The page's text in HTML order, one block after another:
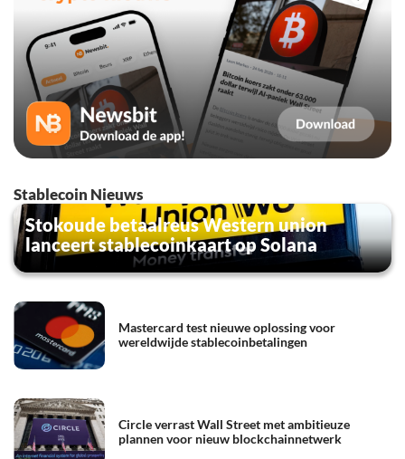
Stablecoin Nieuws
Stokoude betaalreus Western union
lanceert stablecoinkaart op Solana
Mastercard test nieuwe oplossing voor
wereldwijde stablecoinbetalingen
Circle verrast Wall Street met ambitieuze
plannen voor nieuw blockchainnetwerk